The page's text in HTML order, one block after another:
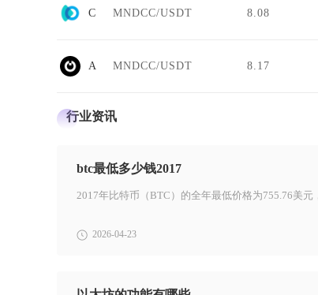
MNDCC/USDT 8.08
MNDCC/USDT 8.17
行业资讯
btc最低多少钱2017
2026-04-23